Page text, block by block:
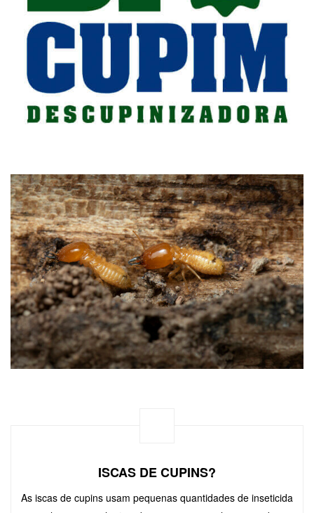
ISCAS DE CUPINS?
As iscas de cupins usam pequenas quantidades de inseticida